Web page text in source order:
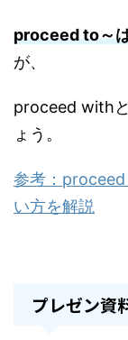
proceed to～
が、
proceed with
ょう。
参考：
い方を解説
プレゼン資